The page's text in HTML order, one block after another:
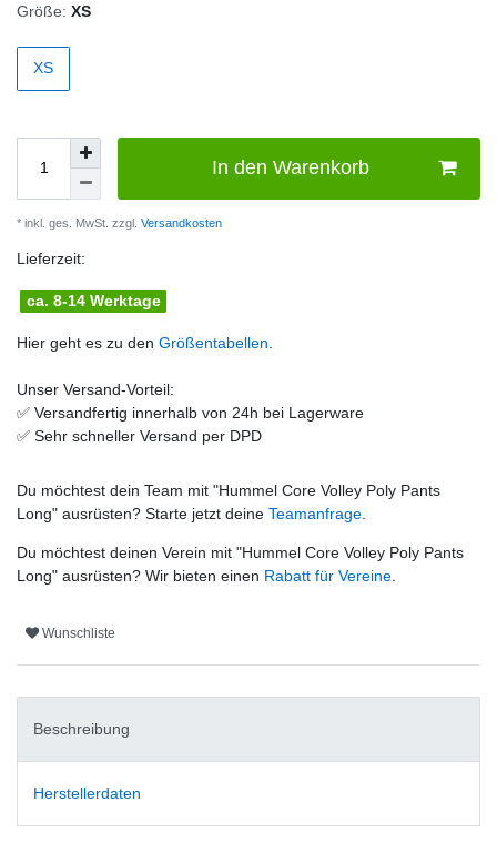
Größe: XS
XS
In den Warenkorb
* inkl. ges. MwSt. zzgl. Versandkosten
Lieferzeit:
ca. 8-14 Werktage
Hier geht es zu den Größentabellen
Unser Versand-Vorteil:
✅ Versandfertig innerhalb von 24h bei Lagerware
✅ Sehr schneller Versand per DPD
Du möchtest dein Team mit "Hummel Core Volley Poly Pants
Long" ausrüsten? Starte jetzt deine Teamanfrage
Du möchtest deinen Verein mit "Hummel Core Volley Poly Pants
Long" ausrüsten? Wir bieten einen Rabatt für Vereine
Wunschliste
Beschreibung
Herstellerdaten